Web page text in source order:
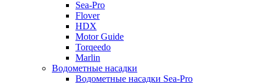
Sea-Pro
Flover
HDX
Motor Guide
Torqeedo
Marlin
Водометные насадки
Водометные насадки Sea-Pro